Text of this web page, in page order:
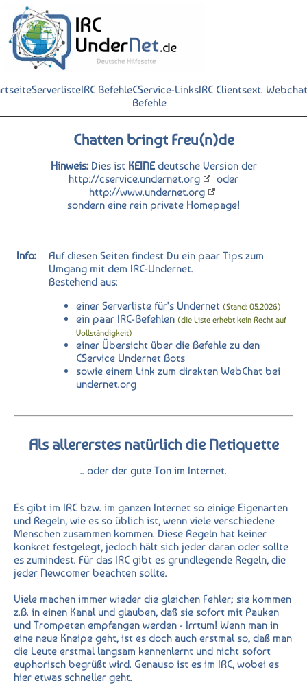
ServerlisteIRC BefehleCService-
Befehle
LinksIRC Clientsext. Webchat
Chatten bringt Freu(n)de
Hinweis:Dies ist KEINEdeutsche Version der
http://cservice.undernet.org
oder
http://www.undernet.org
sondern eine rein private Homepage!
Info:
Auf diesen Seiten findest Du ein paar Tips zum
Umgang mit dem IRC-Undernet.
Bestehend aus:
einer Serverliste für's Undernet (Stand: 05.2026)
ein paar IRC-Befehlen (die Liste erhebt kein Recht auf
Vollständigkeit)
einer Übersicht über die Befehle zu den
CService Undernet Bots
sowie einem Link zum direkten WebChat bei
undernet.org
Als allererstes natürlich die Netiquette
.. oder der gute Ton im Internet.
Es gibt im IRC bzw. im ganzen Internet so einige Eigenarten
und Regeln, wie es so üblich ist, wenn viele verschiedene
Menschen zusammen kommen. Diese Regeln hat keiner
konkret festgelegt, jedoch hält sich jeder daran oder sollte
es zumindest. Für das IRC gibt es grundlegende Regeln, die
jeder Newcomer beachten sollte.
Viele machen immer wieder die gleichen Fehler; sie kommen
z.B. in einen Kanal und glauben, daß sie sofort mit Pauken
und Trompeten empfangen werden - Irrtum! Wenn man in
eine neue Kneipe geht, ist es doch auch erstmal so, daß man
die Leute erstmal langsam kennenlernt und nicht sofort
euphorisch begrüßt wird. Genauso ist es im IRC, wobei es
hier etwas schneller geht.